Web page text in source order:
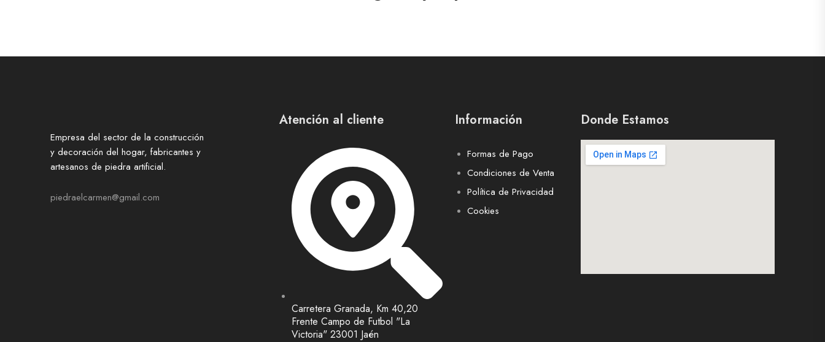
Empresa del sector de la construcción
y decoración del hogar, fabricantes y
artesanos de piedra artificial.
piedraelcarmen@gmail.com
Atención al cliente
Carretera Granada, Km 40,20
Frente Campo de Futbol "La
Victoria" 23001 Jaén
Información
Formas de Pago
Condiciones de Venta
Política de Privacidad
Cookies
Donde Estamos